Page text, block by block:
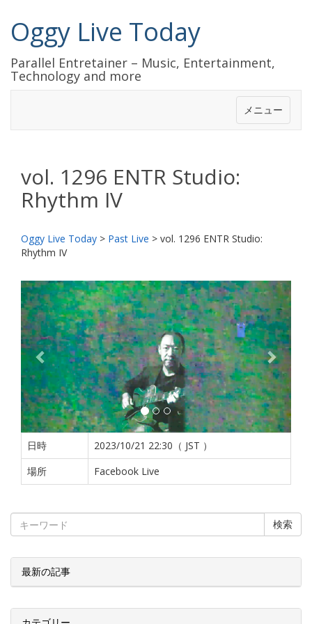
Oggy Live Today
Parallel Entretainer – Music, Entertainment,
Technology and more
メニュー
vol. 1296 ENTR Studio:
Rhythm IV
Oggy Live Today > Past Live > vol. 1296 ENTR Studio:
Rhythm IV
前
へ
次
へ
日時
2023/10/21 22:30（ JST ）
場所
Facebook Live
検索
最新の記事